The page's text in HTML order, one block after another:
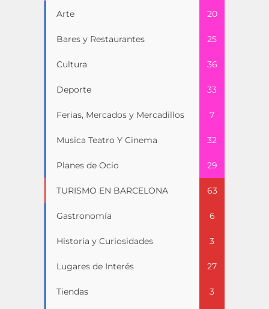
Arte 20
Bares y Restaurantes 25
Cultura 36
Deporte 33
Ferias, Mercados y Mercadillos 7
Musica Teatro Y Cinema 32
Planes de Ocio 29
TURISMO EN BARCELONA 63
Gastronomía 6
Historia y Curiosidades 3
Lugares de Interés 27
Tiendas 3